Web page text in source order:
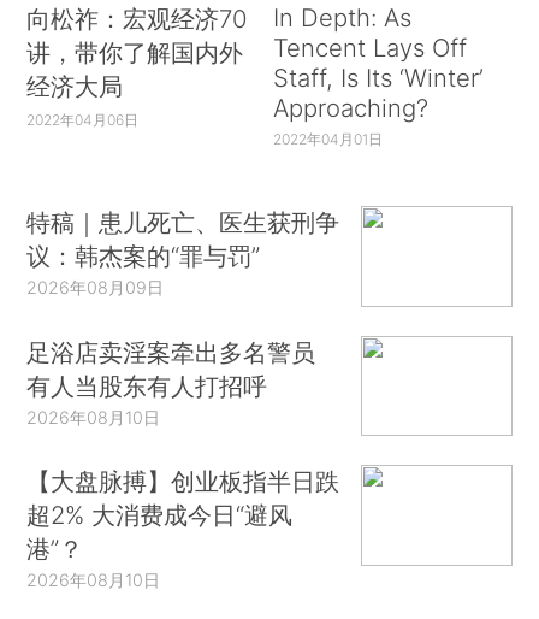
向松祚：宏观经济70
讲，带你了解国内外
经济大局
2022年04月06日
In Depth: As
Tencent Lays Off
Staff, Is Its ‘Winter’
Approaching?
2022年04月01日
特稿｜患儿死亡、医生获刑争
议：韩杰案的“罪与罚”
2026年08月09日
足浴店卖淫案牵出多名警员
有人当股东有人打招呼
2026年08月10日
【大盘脉搏】创业板指半日跌
超2% 大消费成今日“避风
港”？
2026年08月10日